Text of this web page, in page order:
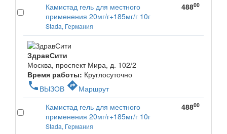
Камистад гель для местного
применения 20мг/г+185мг/г 10г
Stada, Германия
48800
ЗдравСити
Москва, проспект Мира, д. 102/2
Время работы: Круглосуточно
phone ВЫЗОВ directionsМаршрут
Камистад гель для местного
применения 20мг/г+185мг/г 10г
Stada, Германия
48800